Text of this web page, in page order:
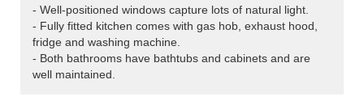
- Well-positioned windows capture lots of natural light.
- Fully fitted kitchen comes with gas hob, exhaust hood,
fridge and washing machine.
- Both bathrooms have bathtubs and cabinets and are
well maintained.